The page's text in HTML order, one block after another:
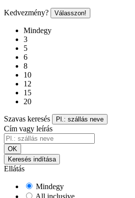
Kedvezmény? Válasszon!
Mindegy
3
5
6
8
10
12
15
20
Szavas keresés Pl.: szállás neve
Cím vagy leírás
OK
Keresés indítása
Ellátás
Mindegy
All inclusive